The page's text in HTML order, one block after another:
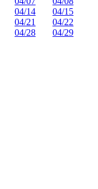
04/14
04/15
04/21
04/22
04/28 04/29